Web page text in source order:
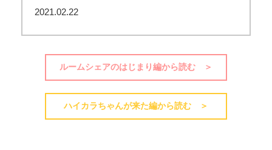
2021.02.22
ルームシェアのはじまり編から読む ＞
ハイカラちゃんが来た編から読む ＞